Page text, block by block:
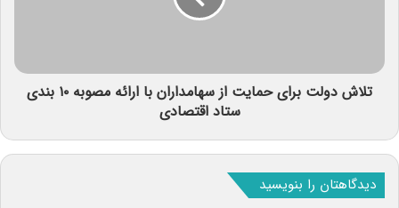
تلاش دولت برای حمایت از سهامداران با ارائه مصوبه ۱۰ بندی
ستاد اقتصادی
دیدگاهتان را بنویسید